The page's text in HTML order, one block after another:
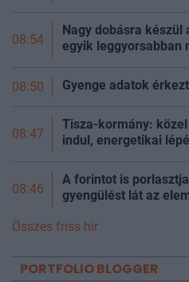
08:54
Nagy dobásra készül
egyik leggyorsabban
08:50 Gyenge adatok
08:47
Tisza-kormány:
indul, energetikai
08:46
A forintot is
gyengülést lát az
Összes friss hír
PORTFOLIO BLOGGER